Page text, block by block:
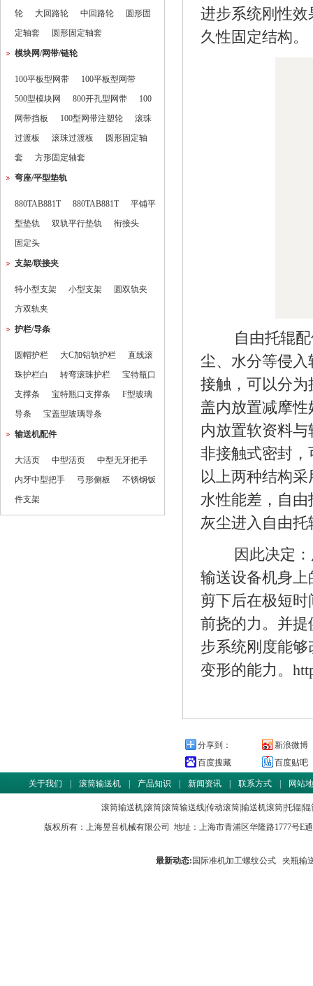
轮
大回路轮 中回路轮
圆形固
定轴套
圆形固定轴套
模块网/网带/链轮
100平板型网带
100平板型网带
500型模块网
800开孔型网带
100
网带挡板
100型网带注塑轮
滚珠
过渡板
滚珠过渡板
圆形固定轴
套
方形固定轴套
弯座/平型垫轨
880TAB881T 880TAB881T
平铺平
型垫轨
双轨平行垫轨
衔接头
固定头
支架/联接夹
特小型支架 小型支架
圆双轨夹
方双轨夹
护栏/导条
圆帽护栏 大C加铝轨护栏
直线滚
珠护栏白
转弯滚珠护栏
宝特瓶口
支撑条
宝特瓶口支撑条
F型玻璃
导条
宝盖型玻璃导条
输送机配件
大活页 中型活页
中型无牙把手
内牙中型把手
弓形侧板
不锈钢钣
件支架
进步系统刚性
久性固定结构。
自由托辊配
尘、水分等侵
接触，可以分
盖内放置减摩
内放置软资料
非接触式密封
以上两种结构
水性能差，自
灰尘进入自由托
因此决定：
输送设备机身
剪下后在极短
前挠的力。并
步系统刚度能
变形的能力。
分享到：
新浪微博
百度搜藏
百度贴吧
关于我们 滚筒输送机 产品知识 新闻资讯 联系方式 网站
滚筒输送机|滚筒|滚筒输送线|传动滚筒|输送机滚筒|托辊|辊
版权所有： 上海昱音机械有限公司 地址：上海市青浦区华隆路1777号E
最新动态: 国际准机加工螺纹公式 夹瓶输